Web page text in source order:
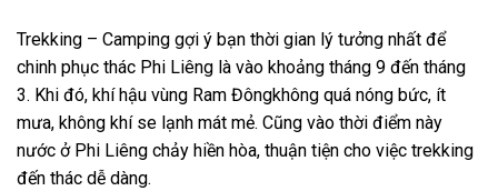
Trekking – Camping gợi ý bạn thời gian lý tưởng nhất để
chinh phục thác Phi Liêng là vào khoảng tháng 9 đến tháng
3. Khi đó, khí hậu vùng Ram Đôngkhông quá nóng bức, ít
mưa, không khí se lạnh mát mẻ. Cũng vào thời điểm này
nước ở Phi Liêng chảy hiền hòa, thuận tiện cho việc trekking
đến thác dễ dàng.